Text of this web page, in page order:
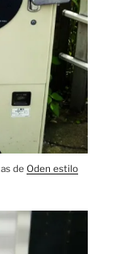
de Oden estilo